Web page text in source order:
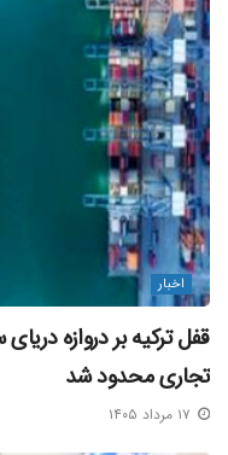
اخبار
قفل ترکیه بر دروازه
تجاری محدود شد